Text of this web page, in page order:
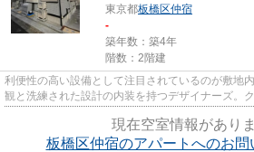
東京都板橋区仲宿
-
築年数：築4年
階数：2階建
利便性の高い設備として注目されているのが敷地
観と洗練された設計の内装を持つデザイナーズ。
現在空室情報がありま
板橋区仲宿のアパートへのお問